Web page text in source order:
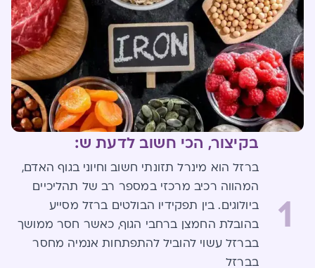
בקיצור, הכי חשוב לדעת ש:
1
ברזל הוא מינרל תזונתי חשוב וחיוני בגוף האדם,
המהווה רכיב מרכזי במספר רב של תהליכיים
ביולוגים. בין תפקידיו הבולטים ברזל מסייע
בהובלת החמצן ברחבי הגוף, כאשר חסר ממושך
בברזל עשוי להוביל להתפתחות אנמיה מחסר
בברזל